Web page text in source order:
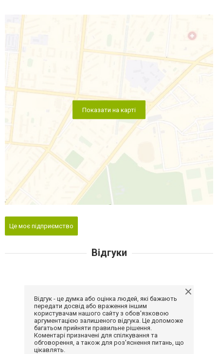
Показати на карті
Це моє підприємство
Відгуки
Відгук - це думка або оцінка людей, які бажають
передати досвід або враження іншим
користувачам нашого сайту з обов'язковою
аргументацією залишеного відгука. Це допоможе
багатьом прийняти правильне рішення.
Коментарі призначені для спілкування та
обговорення, а також для роз'яснення питань, що
цікавлять.